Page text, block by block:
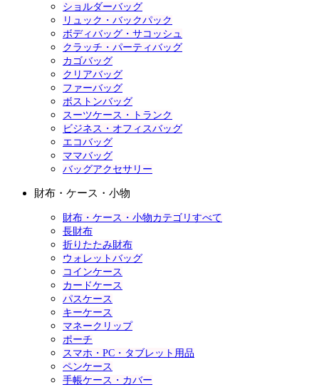
ショルダーバッグ
リュック・バックパック
ボディバッグ・サコッシュ
クラッチ・パーティバッグ
カゴバッグ
クリアバッグ
ファーバッグ
ボストンバッグ
スーツケース・トランク
ビジネス・オフィスバッグ
エコバッグ
ママバッグ
バッグアクセサリー
財布・ケース・小物
財布・ケース・小物カテゴリすべて
長財布
折りたたみ財布
ウォレットバッグ
コインケース
カードケース
パスケース
キーケース
マネークリップ
ポーチ
スマホ・PC・タブレット用品
ペンケース
手帳ケース・カバー